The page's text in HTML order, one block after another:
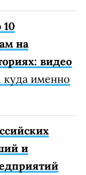
на
видео
именно
и